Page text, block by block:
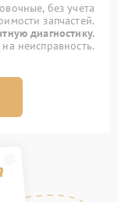
без учета
запчастей.
диагностику.
неисправность.